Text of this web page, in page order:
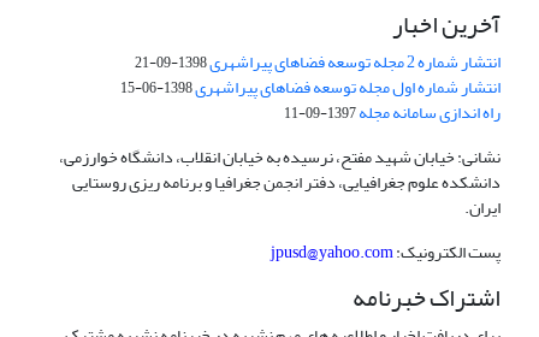
آخرین اخبار
انتشار شماره 2 مجله توسعه فضاهای پیراشهری 1398-09-21
انتشار شماره اول مجله توسعه فضاهای پیراشهری1398-06-15
راه اندازی سامانه مجله1397-09-11
نشانی: خیابان شهید مفتح، نرسیده به خیابان انقلاب، دانشگاه خوارزمی،
دانشکده علوم جغرافیایی، دفتر انجمن جغرافیا و برنامه ریزی روستایی
ایران.
پست الکترونیک:jpusd@yahoo.com
اشتراک خبرنامه